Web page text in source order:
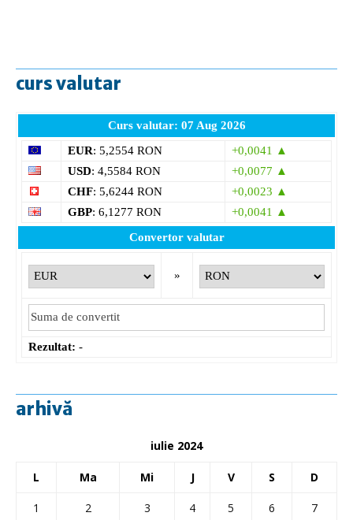
curs valutar
Curs valutar: 07 Aug 2026
EUR: 5,2554 RON
+0,0041 ▲
USD: 4,5584 RON
+0,0077 ▲
CHF: 5,6244 RON
+0,0023 ▲
GBP: 6,1277 RON
+0,0041 ▲
Convertor valutar
»
Rezultat: -
arhivă
iulie 2024
L Ma Mi J V S D
1 2 3 4 5 6
7